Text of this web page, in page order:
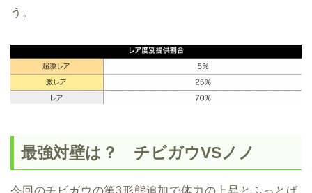
う。
最強対壁は？ チビガウVSノノ